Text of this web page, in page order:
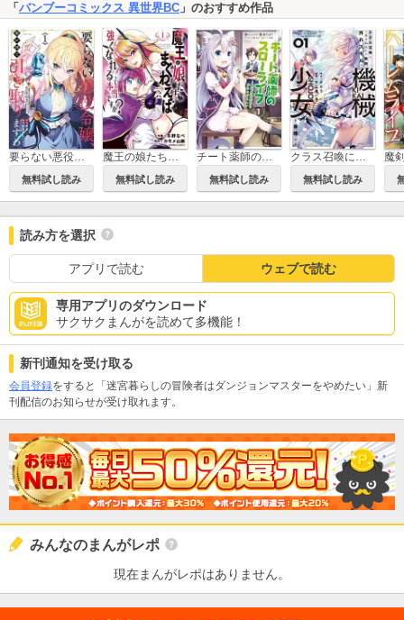
「 バンブーコミックス 異世界BC 」のおすすめ作品
要らない悪役令嬢、我が国で引き取りますわ 優秀なご令嬢方を追放だなんて愚かな真似、国を滅ぼしましてよ？
無料試し読み
魔王の娘たちとまぐわえば強くなれるって本当ですか？
無料試し読み
チート薬師のスローライフ
無料試し読み
クラス召喚に巻き込まれた教師、外れスキルで機械少女を修理する
無料試し読み
読み方を選択
アプリで読む ウェブで読む
専用アプリのダウンロード
サクサクまんがを読めて多機能！
新刊通知を受け取る
会員登録をすると「迷宮暮らしの冒険者はダンジョンマスターをやめたい」新
刊配信のお知らせが受け取れます。
みんなのまんがレポ
現在まんがレポはありません。